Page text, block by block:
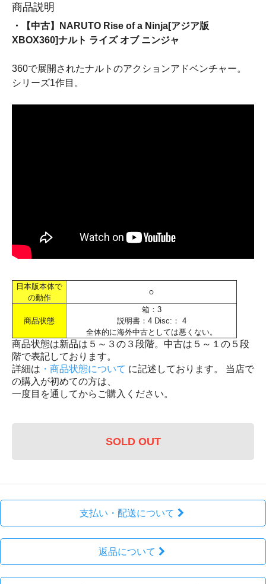
商品説明
・【中古】NARUTO Rise of a Ninja[アジア版
XBOX360]ナルト ライズ オブ ニンジャ
360で展開されたナルトのアクションアドベンチャー。
シリーズ1作目。
日本版本体で
の動作
○
商品状態
箱：3
説明書：4 Disc:： 4
全体的に海外中古としては悪くない。
商品状態は新品は５～３の３段階。中古は５～１の５段
階で表記しております。
詳細は ・商品状態について に記述しております。 当店で
の購入が初めての方は、
一度目を通してからご購入ください。
SOLD OUT
支払い・配送について
返品について